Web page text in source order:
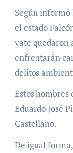
Según
el estado
yate quedaron
enfrentarán
delitos
Estos hombres
Eduardo José
Castellano.
De igual